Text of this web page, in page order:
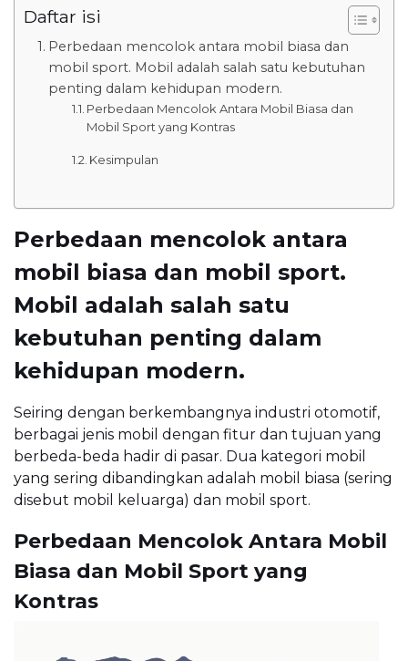
Daftar isi
Perbedaan mencolok antara mobil biasa dan
mobil sport. Mobil adalah salah satu kebutuhan
penting dalam kehidupan modern.
Perbedaan Mencolok Antara Mobil Biasa dan
Mobil Sport yang Kontras
Kesimpulan
Perbedaan mencolok antara
mobil biasa dan mobil sport.
Mobil adalah salah satu
kebutuhan penting dalam
kehidupan modern.
Seiring dengan berkembangnya industri otomotif,
berbagai jenis mobil dengan fitur dan tujuan yang
berbeda-beda hadir di pasar. Dua kategori mobil
yang sering dibandingkan adalah mobil biasa (sering
disebut mobil keluarga) dan mobil sport.
Perbedaan Mencolok Antara Mobil
Biasa dan Mobil Sport yang
Kontras